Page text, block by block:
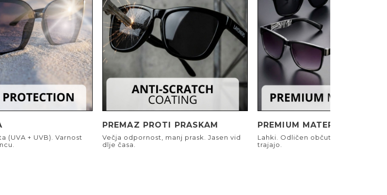
(UVA + UVB). Varnost
PREMAZ PROTI PRASKAM
Večja odpornost, manj prask. Jasen vid
dlje časa.
PREMIUM MATERIALI
Lahki. Odličen občutek. Narejeni,
trajajo.